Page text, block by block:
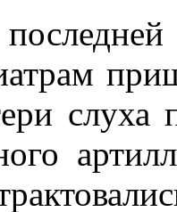
слуха